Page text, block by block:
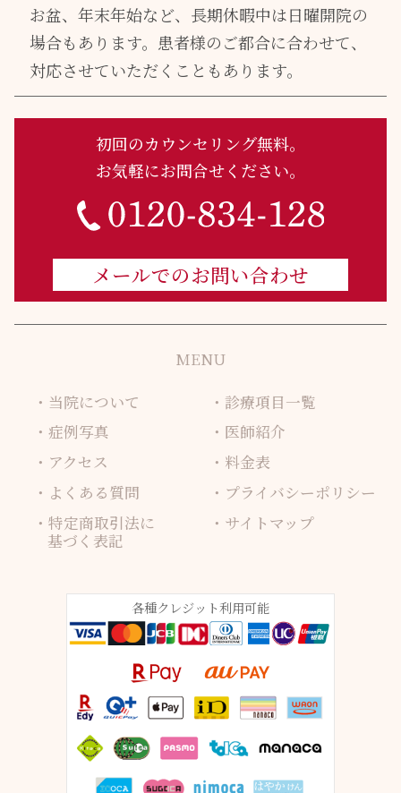
お盆、年末年始など、長期休暇中は日曜開院の
場合もあります。 患者様のご都合に合わせて、
対応させていただくこともあります。
初回のカウンセリング無料。
お気軽にお問合せください。
メールでのお問い合わせ
MENU
当院について
診療項目一覧
症例写真
医師紹介
アクセス
料金表
よくある質問
プライバシーポリシー
特定商取引法に
基づく表記
サイトマップ
各種クレジット利用可能